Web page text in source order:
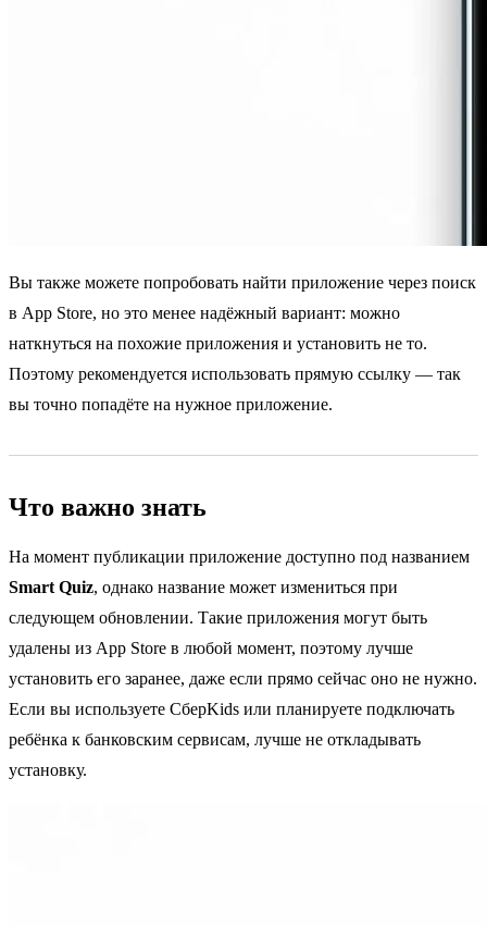
Вы также можете попробовать найти приложение через поиск
в App Store, но это менее надёжный вариант: можно
наткнуться на похожие приложения и установить не то.
Поэтому рекомендуется использовать прямую ссылку — так
вы точно попадёте на нужное приложение.
Что важно знать
На момент публикации приложение доступно под названием
Smart Quiz, однако название может измениться при
следующем обновлении. Такие приложения могут быть
удалены из App Store в любой момент, поэтому лучше
установить его заранее, даже если прямо сейчас оно не нужно.
Если вы используете СберKids или планируете подключать
ребёнка к банковским сервисам, лучше не откладывать
установку.